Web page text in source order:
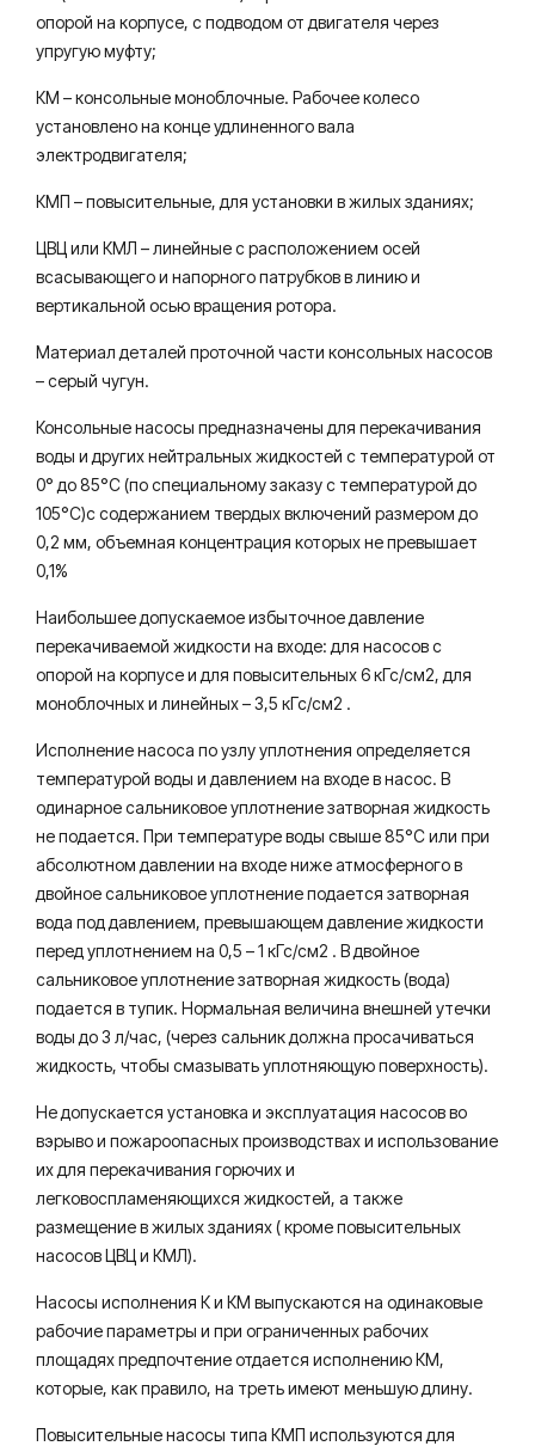
опорой на корпусе, с подводом от двигателя через
упругую муфту;
КМ – консольные моноблочные. Рабочее колесо
установлено на конце удлиненного вала
электродвигателя;
КМП – повысительные, для установки в жилых зданиях;
ЦВЦ или КМЛ – линейные с расположением осей
всасывающего и напорного патрубков в линию и
вертикальной осью вращения ротора.
Материал деталей проточной части консольных насосов
– серый чугун.
Консольные насосы предназначены для перекачивания
воды и других нейтральных жидкостей с температурой от
0° до 85°С (по специальному заказу с температурой до
105°С)с содержанием твердых включений размером до
0,2 мм, объемная концентрация которых не превышает
0,1%
Наибольшее допускаемое избыточное давление
перекачиваемой жидкости на входе: для насосов с
опорой на корпусе и для повысительных 6 кГс/cм2, для
моноблочных и линейных – 3,5 кГс/см2 .
Исполнение насоса по узлу уплотнения определяется
температурой воды и давлением на входе в насос. В
одинарное сальниковое уплотнение затворная жидкость
не подается. При температуре воды свыше 85°С или при
абсолютном давлении на входе ниже атмосферного в
двойное сальниковое уплотнение подается затворная
вода под давлением, превышающем давление жидкости
перед уплотнением на 0,5 – 1 кГс/см2 . В двойное
сальниковое уплотнение затворная жидкость (вода)
подается в тупик. Нормальная величина внешней утечки
воды до 3 л/час, (через сальник должна просачиваться
жидкость, чтобы смазывать уплотняющую поверхность).
Не допускается установка и эксплуатация насосов во
вэрыво и пожароопасных производствах и использование
их для перекачивания горючих и
легковоспламеняющихся жидкостей, а также
размещение в жилых зданиях ( кроме повысительных
насосов ЦВЦ и КМЛ).
Насосы исполнения К и КM выпускаются на одинаковые
рабочие параметры и при ограниченных рабочих
площадях предпочтение отдается исполнению КМ,
которые, как правило, на треть имеют меньшую длину.
Повысительные насосы типа КМП используются для